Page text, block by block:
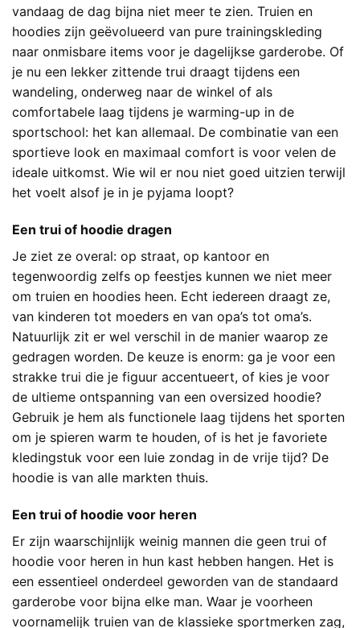
vandaag de dag bijna niet meer te zien. Truien en
hoodies zijn geëvolueerd van pure trainingskleding
naar onmisbare items voor je dagelijkse garderobe. Of
je nu een lekker zittende trui draagt tijdens een
wandeling, onderweg naar de winkel of als
comfortabele laag tijdens je warming-up in de
sportschool: het kan allemaal. De combinatie van een
sportieve look en maximaal comfort is voor velen de
ideale uitkomst. Wie wil er nou niet goed uitzien terwijl
het voelt alsof je in je pyjama loopt?
Een trui of hoodie dragen
Je ziet ze overal: op straat, op kantoor en
tegenwoordig zelfs op feestjes kunnen we niet meer
om truien en hoodies heen. Echt iedereen draagt ze,
van kinderen tot moeders en van opa’s tot oma’s.
Natuurlijk zit er wel verschil in de manier waarop ze
gedragen worden. De keuze is enorm: ga je voor een
strakke trui die je figuur accentueert, of kies je voor
de ultieme ontspanning van een oversized hoodie?
Gebruik je hem als functionele laag tijdens het sporten
om je spieren warm te houden, of is het je favoriete
kledingstuk voor een luie zondag in de vrije tijd? De
hoodie is van alle markten thuis.
Een trui of hoodie voor heren
Er zijn waarschijnlijk weinig mannen die geen trui of
hoodie voor heren in hun kast hebben hangen. Het is
een essentieel onderdeel geworden van de standaard
garderobe voor bijna elke man. Waar je voorheen
voornamelijk truien van de klassieke sportmerken zag,